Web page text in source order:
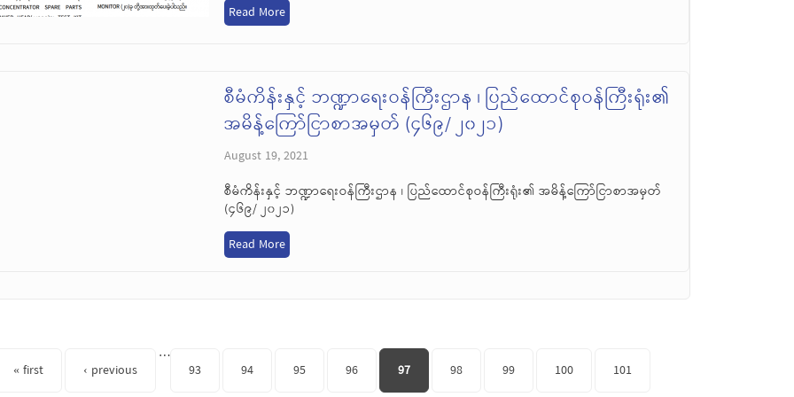
Read More
စီမံကိန်းနှင့် ဘဏ္ဍာရေးဝန်ကြီးဌာန ၊ ပြည်ထောင်စုဝန်ကြီးရုံး၏
အမိန့်ကြော်ငြာစာအမှတ် (၄၆၉/ ၂၀၂၁)
August 19, 2021
စီမံကိန်းနှင့် ဘဏ္ဍာရေးဝန်ကြီးဌာန ၊ ပြည်ထောင်စုဝန်ကြီးရုံး၏ အမိန့်ကြော်ငြာစာအမှတ်
(၄၆၉/ ၂၀၂၁)
Read More
« first ‹ previous
…
93
94 95 96 97 98 99 100
101